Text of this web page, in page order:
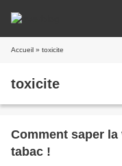
Accueil » toxicite
toxicite
Comment saper
tabac !